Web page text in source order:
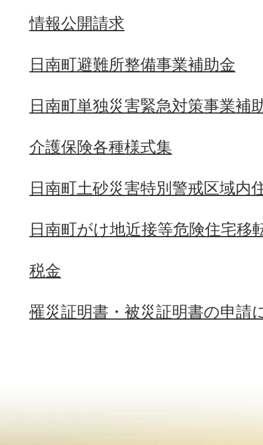
情報公開請求
日南町避難所整備事業補助金
日南町単独災害緊急対策事業補
介護保険各種様式集
日南町土砂災害特別警戒区域内
日南町がけ地近接等危険住宅移
税金
罹災証明書・被災証明書の申請